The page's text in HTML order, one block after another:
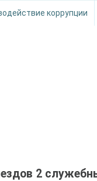
коррупции
2